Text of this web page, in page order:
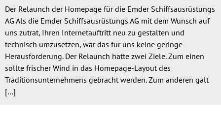
Der Relaunch der Homepage für die Emder Schiffsausrüstungs
AG Als die Emder Schiffsausrüstungs AG mit dem Wunsch auf
uns zutrat, Ihren Internetauftritt neu zu gestalten und
technisch umzusetzen, war das für uns keine geringe
Herausforderung. Der Relaunch hatte zwei Ziele. Zum einen
sollte frischer Wind in das Homepage-Layout des
Traditionsunternehmens gebracht werden. Zum anderen galt
[…]